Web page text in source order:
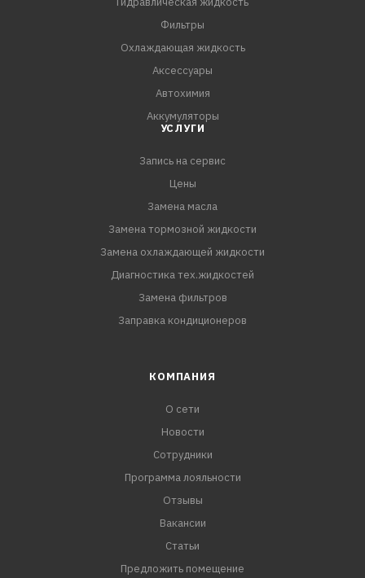
автомобилей, оборудованные двойным верхним
Четырехтактные бензиновые двигатели мотоциклов.
Фильтры
Охлаждающая жидкость
Аксессуары
Автохимия
Аккумуляторы
УСЛУГИ
Запись на сервис
Цены
Замена масла
Замена тормозной жидкости
Замена охлаждающей жидкости
Диагностика тех.жидкостей
Замена фильтров
Заправка кондиционеров
КОМПАНИЯ
О сети
Новости
Сотрудники
Программа лояльности
Отзывы
Вакансии
Статьи
Предложить помещение